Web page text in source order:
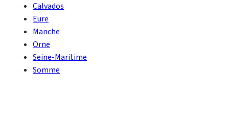
Calvados
Eure
Manche
Orne
Seine-Maritime
Somme